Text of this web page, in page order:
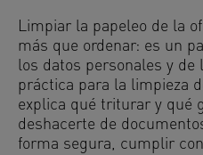
Limpiar la papeleo de la
más que ordenar: es un
los datos personales y de
práctica para la limpieza
explica qué triturar y qué
deshacerte de
forma segura, cumplir